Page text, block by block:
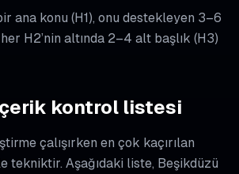
ana konu (H1), onu destekleyen 3–6
H2’nin altında 2–4 alt başlık (H3)
kontrol listesi
çalışırken en çok kaçırılan
tekniktir. Aşağıdaki liste, Beşikdüzü